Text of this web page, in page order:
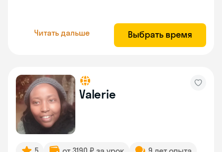
Читать дальше Выбрать время
Valerie